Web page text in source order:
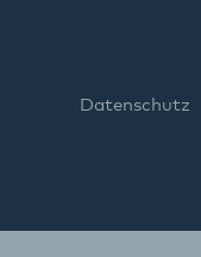
Datenschutz